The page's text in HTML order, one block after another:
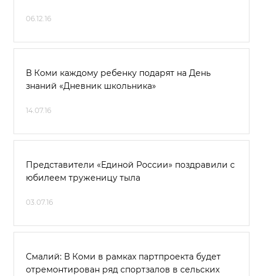
06.12.16
В Коми каждому ребенку подарят на День
знаний «Дневник школьника»
14.07.16
Представители «Единой России» поздравили с
юбилеем труженицу тыла
03.07.16
Смалий: В Коми в рамках партпроекта будет
отремонтирован ряд спортзалов в сельских